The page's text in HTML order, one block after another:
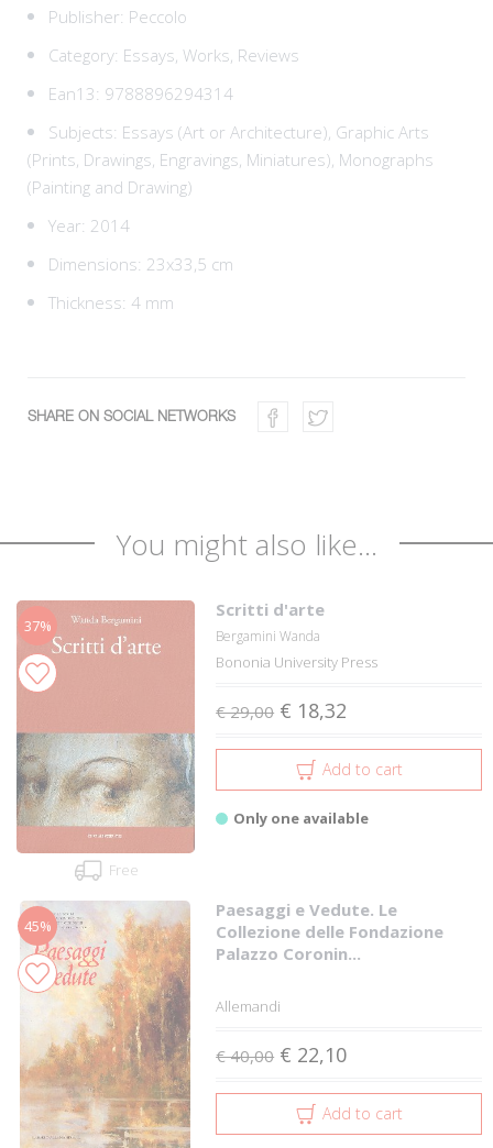
Publisher: Peccolo
Category: Essays, Works, Reviews
Ean13: 9788896294314
Subjects: Essays (Art or Architecture), Graphic Arts
(Prints, Drawings, Engravings, Miniatures), Monographs
(Painting and Drawing)
Year: 2014
Dimensions: 23x33,5 cm
Thickness: 4 mm
SHARE ON SOCIAL NETWORKS
You might also like...
37%
Free
Scritti d'arte
Bergamini Wanda
Bononia University Press
€ 29,00 € 18,32
Add to cart
Only one available
45%
Paesaggi e Vedute. Le
Collezione delle Fondazione
Palazzo Coronin...
Allemandi
€ 40,00 € 22,10
Add to cart